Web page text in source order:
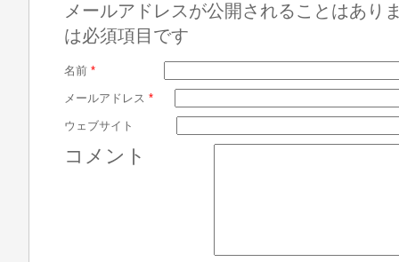
メールアドレスが公開されることはあり
は必須項目です
名前 *
メールアドレス *
ウェブサイト
コメント